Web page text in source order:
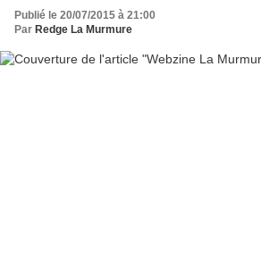
Publié le 20/07/2015 à 21:00
Par Redge La Murmure